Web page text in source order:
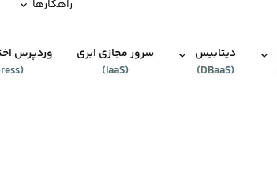
راهکار‌ها
وردپرس‌
(
سرور مجازی ابری
(
IaaS
)
دیتابیس‌
(
DBaaS
)